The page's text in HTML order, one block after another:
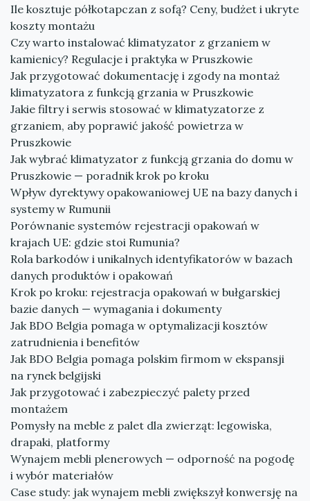
Ile kosztuje półkotapczan z sofą? Ceny, budżet i ukryte
koszty montażu
Czy warto instalować klimatyzator z grzaniem w
kamienicy? Regulacje i praktyka w Pruszkowie
Jak przygotować dokumentację i zgody na montaż
klimatyzatora z funkcją grzania w Pruszkowie
Jakie filtry i serwis stosować w klimatyzatorze z
grzaniem, aby poprawić jakość powietrza w
Pruszkowie
Jak wybrać klimatyzator z funkcją grzania do domu w
Pruszkowie — poradnik krok po kroku
Wpływ dyrektywy opakowaniowej UE na bazy danych i
systemy w Rumunii
Porównanie systemów rejestracji opakowań w
krajach UE: gdzie stoi Rumunia?
Rola barkodów i unikalnych identyfikatorów w bazach
danych produktów i opakowań
Krok po kroku: rejestracja opakowań w bułgarskiej
bazie danych — wymagania i dokumenty
Jak BDO Belgia pomaga w optymalizacji kosztów
zatrudnienia i benefitów
Jak BDO Belgia pomaga polskim firmom w ekspansji
na rynek belgijski
Jak przygotować i zabezpieczyć palety przed
montażem
Pomysły na meble z palet dla zwierząt: legowiska,
drapaki, platformy
Wynajem mebli plenerowych — odporność na pogodę
i wybór materiałów
Case study: jak wynajem mebli zwiększył konwersję na